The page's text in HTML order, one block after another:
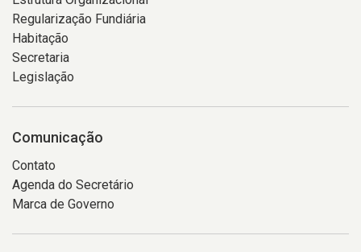
Regularização Fundiária
Habitação
Secretaria
Legislação
Comunicação
Contato
Agenda do Secretário
Marca de Governo